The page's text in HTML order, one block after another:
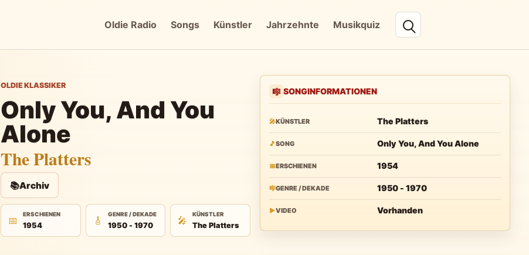
Oldie Radio Songs Künstler Jahrzehnte Musikquiz
OLDIE KLASSIKER
Only You, And You
Alone
The Platters
📚Archiv
📅
ERSCHIENEN
1954 🎸
GENRE / DEKADE
1950 - 1970 🎤
KÜNSTLER
The Platters
🎼 SONGINFORMATIONEN
🎤KÜNSTLER The Platters
🎵SONG Only You, And You Alone
📅ERSCHIENEN 1954
🎼GENRE / DEKADE 1950 - 1970
▶VIDEO Vorhanden